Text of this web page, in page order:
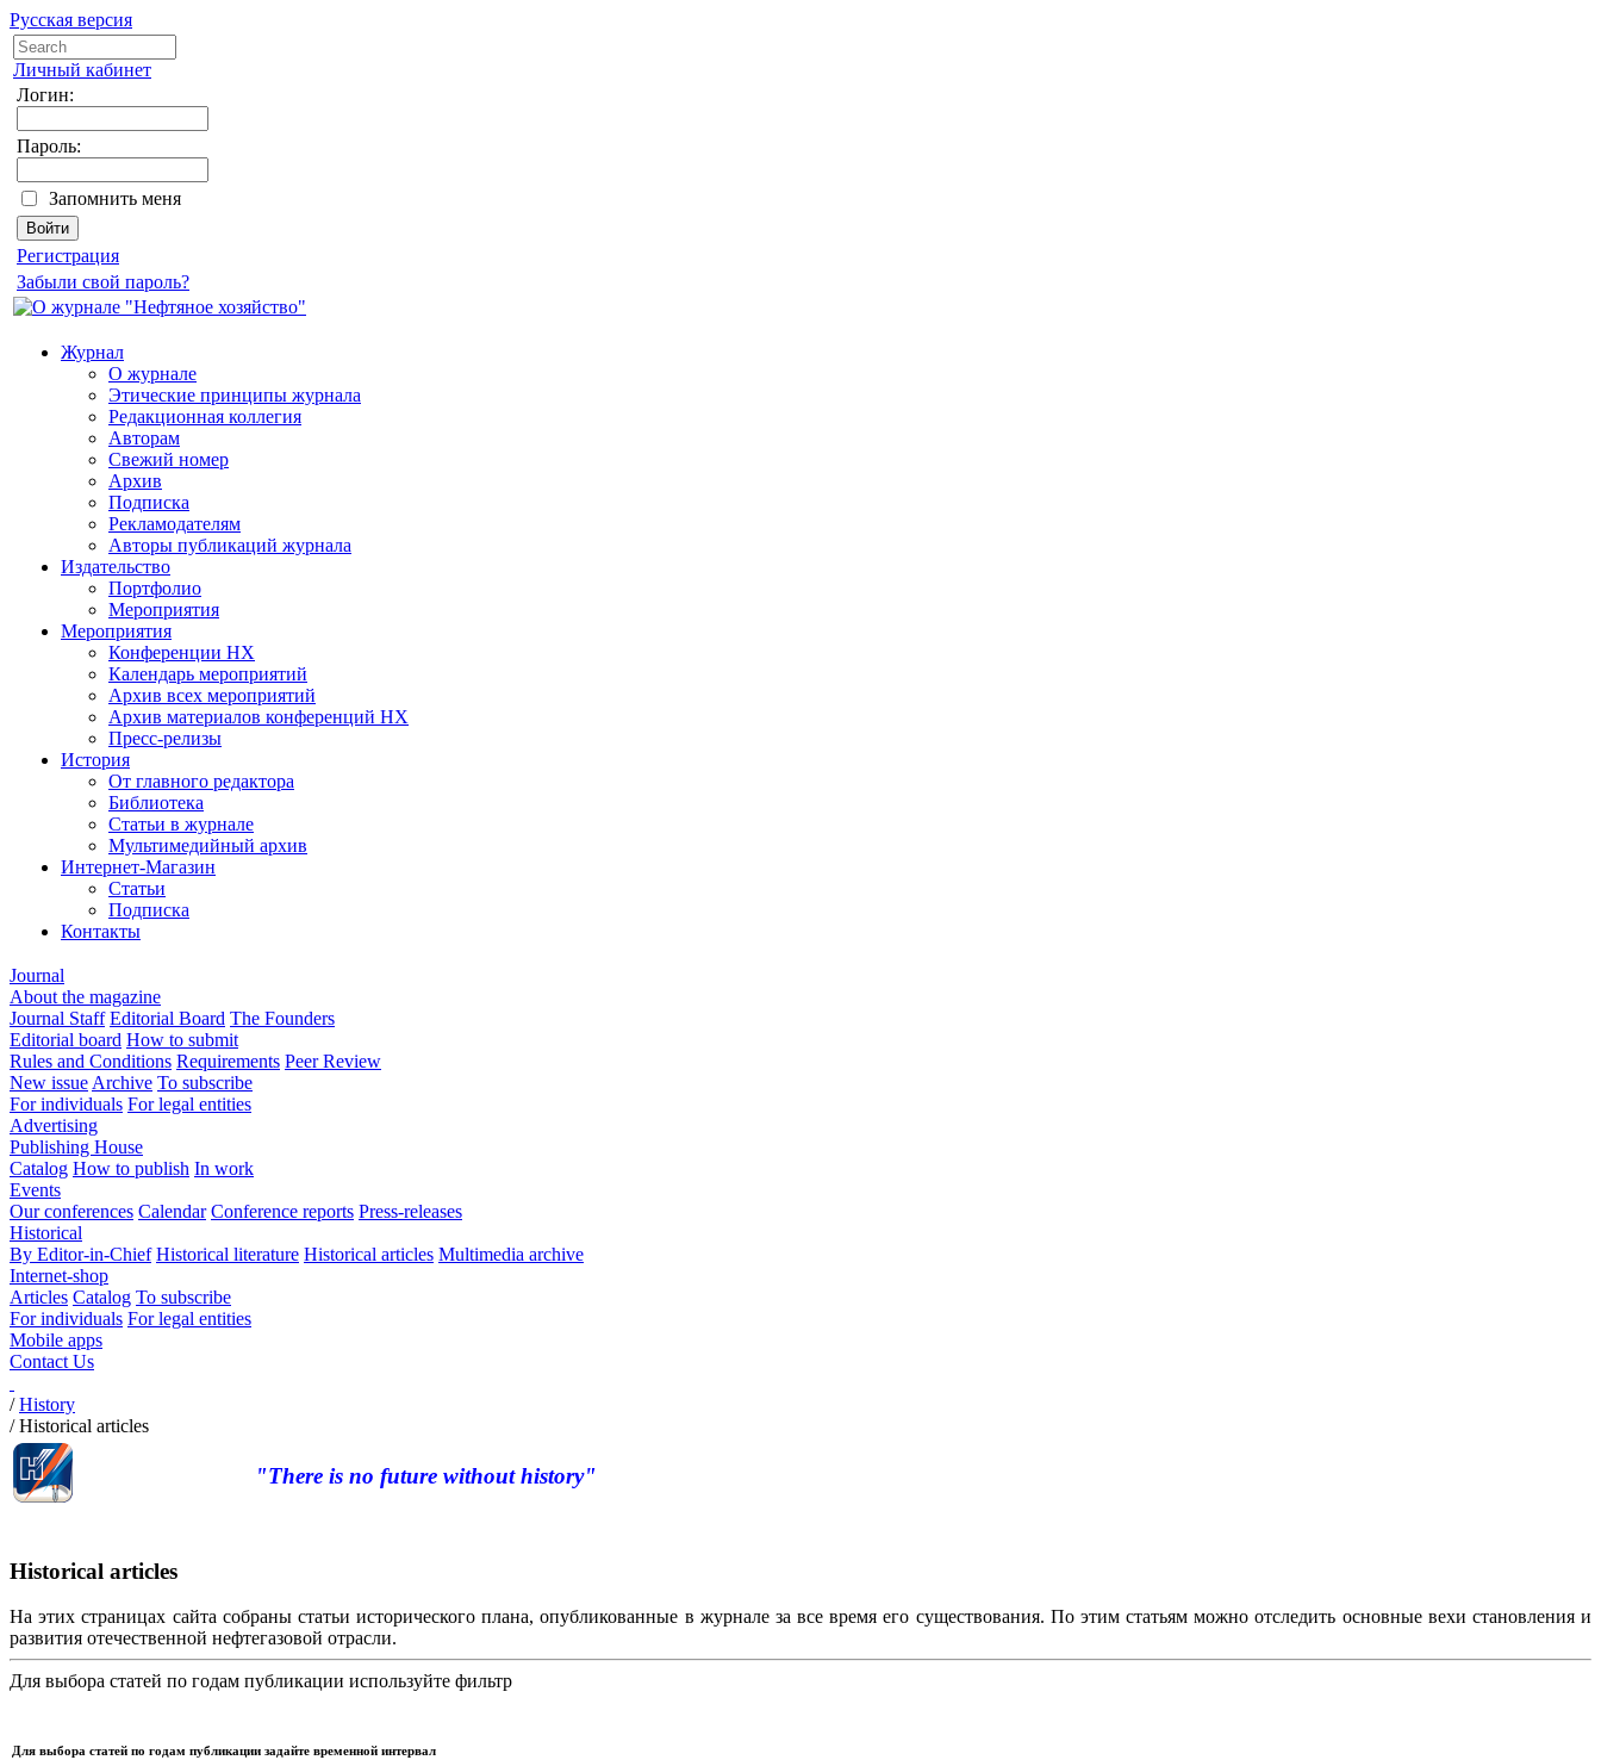
Русская версия
Личный кабинет
Логин:
Пароль:
Запомнить меня
Регистрация
Забыли свой пароль?
Журнал
О журнале
Этические принципы журнала
Редакционная коллегия
Авторам
Свежий номер
Архив
Подписка
Рекламодателям
Авторы публикаций журнала
Издательство
Портфолио
Мероприятия
Мероприятия
Конференции НХ
Календарь мероприятий
Архив всех мероприятий
Архив материалов конференций НХ
Пресс-релизы
История
От главного редактора
Библиотека
Статьи в журнале
Мультимедийный архив
Интернет-Магазин
Статьи
Подписка
Контакты
Journal
About the magazine
Journal Staff Editorial Board The Founders
Editorial board How to submit
Rules and Conditions Requirements Peer Review
New issue Archive To subscribe
For individuals For legal entities
Advertising
Publishing House
Catalog How to publish In work
Events
Our conferences Calendar Conference reports Press-releases
Historical
By Editor-in-Chief Historical literature Historical articles Multimedia archive
Internet-shop
Articles Catalog To subscribe
For individuals For legal entities
Mobile apps
Contact Us
/History
/Historical articles
"There is no future without history"
Historical articles
На этих страницах сайта собраны статьи исторического плана, опубликованные в журнале за все время его существования. По этим статьям можно отследить основные вехи становления и
развития отечественной нефтегазовой отрасли.
Для выбора статей по годам публикации используйте фильтр
Для выбора статей по годам публикации задайте временной интервал